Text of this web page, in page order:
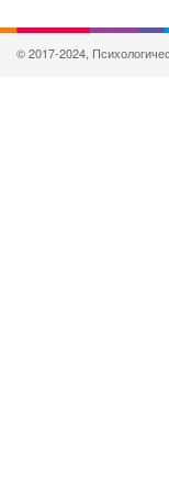
© 2017-2024,